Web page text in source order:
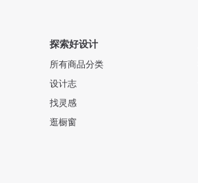
探索好设计
所有商品分类
设计志
找灵感
逛橱窗